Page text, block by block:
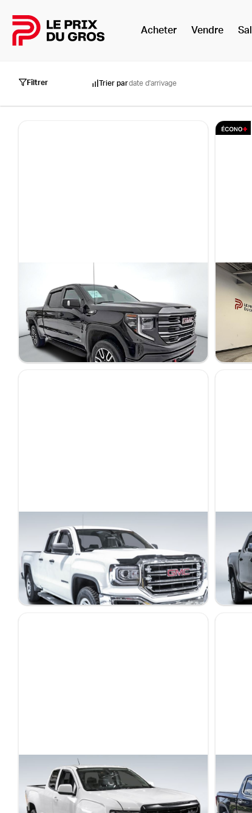
Accueil Acheter Vendre
Filtrer Trier pardate d'arrivage
GMC Sierra 1500 2022
AT4 3.0L
37 290 km
56 195 $
49 495 $ - 6 700 $
Stock KCSPG004 / NIV 593399
GMC
DENALI
159 461
Stock
GMC Sierra 2019
4WD Double Cab
104 169 km
25 998 $
Stock 820777 / NIV 144987
GMC
88 826
36
Stock
GMC Canyon 2022
2WD Elevation
53 004 km
GMC
Denali
56 500